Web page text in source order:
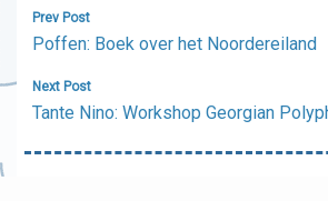
Bericht
navigatie
Prev Post
Poffen: Boek over het Noordereiland
Next Post
Tante Nino: Workshop Georgian